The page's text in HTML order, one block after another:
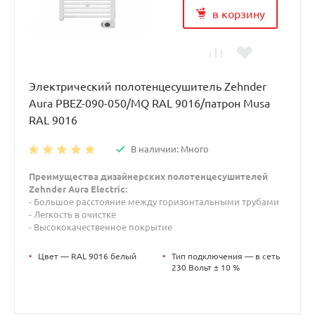
в корзину
Электрический полотенцесушитель Zehnder
Aura PBEZ-090-050/MQ RAL 9016/патрон Musa
RAL 9016
В наличии: Много
Преимущества дизайнерских полотенцесушителей
Zehnder Aura Electric:
- Большое расстояние между горизонтальными трубами
- Легкость в очистке
- Высококачественное покрытие
• Цвет — RAL 9016 белый •
Тип подключения — в сеть
230 Вольт ± 10 %